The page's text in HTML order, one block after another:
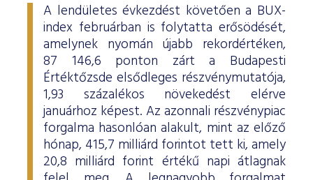
A lendületes évkezdést követően a BUX-
index februárban is folytatta erősödését,
amelynek nyomán újabb rekordértéken,
87 146,6 ponton zárt a Budapesti
Értéktőzsde elsődleges részvénymutatója,
1,93 százalékos növekedést elérve
januárhoz képest. Az azonnali részvénypiac
forgalma hasonlóan alakult, mint az előző
hónap, 415,7 milliárd forintot tett ki, amely
20,8 milliárd forint értékű napi átlagnak